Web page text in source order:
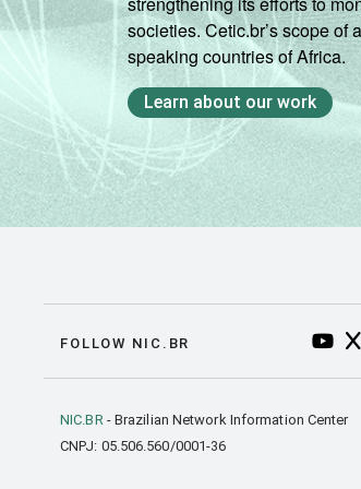
societies. Cetic.br’s scope
speaking countries of Africa.
Learn about our work
FOLLOW NIC.BR
NIC.BR- Brazilian Network Information Center
CNPJ: 05.506.560/0001-36